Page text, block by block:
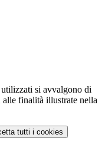
si avvalgono di
finalità illustrate nella
tutti i cookies